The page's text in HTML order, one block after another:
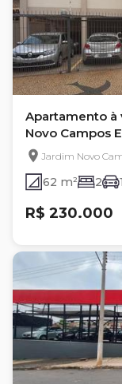
Apartamento à
Novo Campos
m², Edifício Chuí
Jardim Novo
62 m² 2 1
R$ 230.000